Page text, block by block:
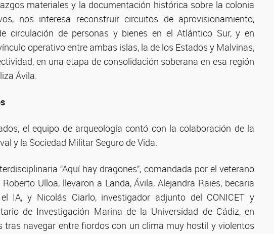
materiales y la documentación histórica sobre la colonia
nos interesa reconstruir circuitos de aprovisionamiento,
circulación de personas y bienes en el Atlántico Sur, y en
operativo entre ambas islas, la de los Estados y Malvinas,
en una etapa de consolidación soberana en esa región
Ávila.
el equipo de arqueología contó con la colaboración de la
y la Sociedad Militar Seguro de Vida.
“Aquí hay dragones”, comandada por el veterano
Ulloa, llevaron a Landa, Ávila, Alejandra Raies, becaria
IA, y Nicolás Ciarlo, investigador adjunto del CONICET y
de Investigación Marina de la Universidad de Cádiz, en
tras navegar entre fiordos con un clima muy hostil y violentos